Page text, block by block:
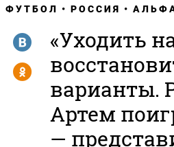
ФУТБОЛ РОССИЯ
«Уходить
варианты.
Артем
—
R
Y